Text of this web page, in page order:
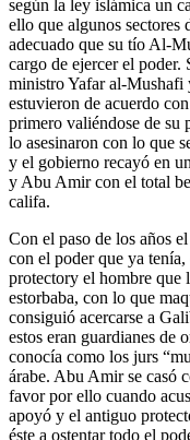
según la ley islámica un
ello que algunos sectores
adecuado que su tío Al-
cargo de ejercer el
ministro Yafar al-Mushafi
estuvieron de acuerdo
primero valiéndose de
lo asesinaron con lo que
y el gobierno recayó en
y Abu Amir con el total
califa.
Con el paso de los años
con el poder que ya
protectory el hombre que
estorbaba, con lo que
consiguió acercarse a
estos eran guardianes de
conocía como los jurs
árabe. Abu Amir se casó
favor por ello cuando
apoyó y el antiguo
éste a ostentar todo el